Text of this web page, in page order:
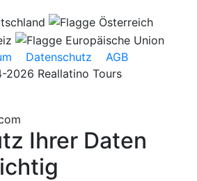
Datenschutz
AGB
Reallatino Tours
Ihrer Daten